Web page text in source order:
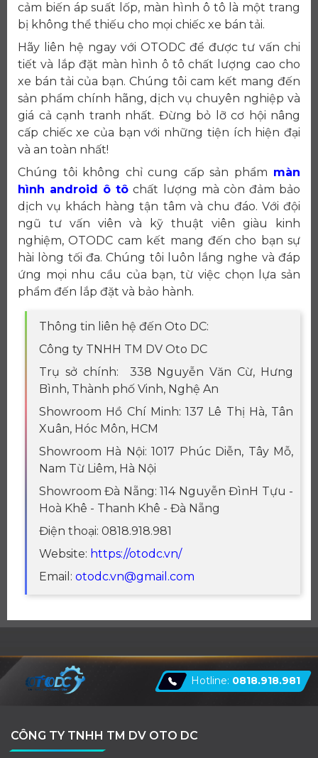
cảm biến áp suất lốp, màn hình ô tô là một trang
bị không thể thiếu cho mọi chiếc xe bán tải.
Hãy liên hệ ngay với OTODC để được tư vấn chi
tiết và lắp đặt màn hình ô tô chất lượng cao cho
xe bán tải của bạn. Chúng tôi cam kết mang đến
sản phẩm chính hãng, dịch vụ chuyên nghiệp và
giá cả cạnh tranh nhất. Đừng bỏ lỡ cơ hội nâng
cấp chiếc xe của bạn với những tiện ích hiện đại
và an toàn nhất!
Chúng tôi không chỉ cung cấp sản phẩm màn
hình android ô tô chất lượng mà còn đảm bảo
dịch vụ khách hàng tận tâm và chu đáo. Với đội
ngũ tư vấn viên và kỹ thuật viên giàu kinh
nghiệm, OTODC cam kết mang đến cho bạn sự
hài lòng tối đa. Chúng tôi luôn lắng nghe và đáp
ứng mọi nhu cầu của bạn, từ việc chọn lựa sản
phẩm đến lắp đặt và bảo hành.
Thông tin liên hệ đến Oto DC:
Công ty TNHH TM DV Oto DC
Trụ sở chính: 338 Nguyễn Văn Cừ, Hưng
Bình, Thành phố Vinh, Nghệ An
Showroom Hồ Chí Minh: 137 Lê Thị Hà, Tân
Xuân, Hóc Môn, HCM
Showroom Hà Nội: 1017 Phúc Diễn, Tây Mỗ,
Nam Từ Liêm, Hà Nội
Showroom Đà Nẵng: 114 Nguyễn ĐìnH Tựu -
Hoà Khê - Thanh Khê - Đà Nẵng
Điện thoại: 0818.918.981
Website: https://otodc.vn/
Email: otodc.vn@gmail.com
Hotline: 0818.918.981
CÔNG TY TNHH TM DV OTO DC